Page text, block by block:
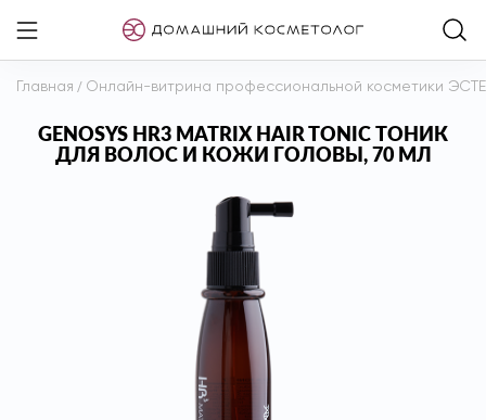
Главная / Онлайн-витрина профессиональной косметики
GENOSYS HR3 MATRIX HAIR TONIC ТОНИК
ДЛЯ ВОЛОС И КОЖИ ГОЛОВЫ, 70 МЛ